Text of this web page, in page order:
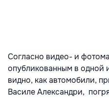
Согласно видео- и
опубликованным в одной
видно, как автомобили,
Василе Александри,